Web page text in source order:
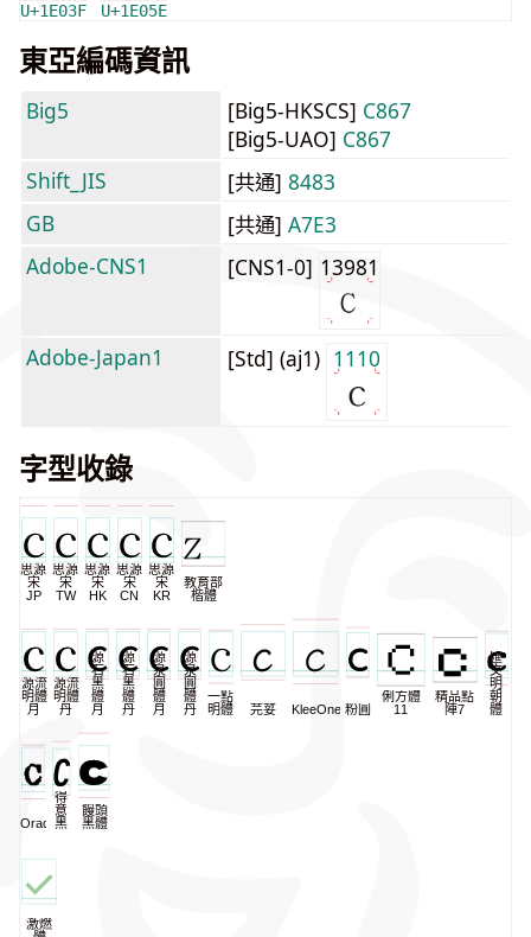
U+1E03F U+1E05E
東亞編碼資訊
Big5 [Big5-HKSCS] C867
[Big5-UAO] C867
Shift_JIS
[共通] 8483
GB
[共通] A7E3
Adobe-CNS1
[CNS1-0] 13981
Adobe-Japan1 [Std] (aj1) 1110
字型收錄
思源
宋
JP
思源
宋
TW
思源
宋
HK
思源
宋
CN
思源
宋
KR
教育部
楷體
源流
明體
月
源流
明體
丹
源
石
黑
體
月
源
石
黑
體
丹
源
泉
圓
體
月
源
泉
圓
體
丹
一點
明體
芫荽 KleeOne 粉圓
俐方體
11
精品點
陣7
匯
文
明
朝
體
Oradano
得
意
黑
饅頭
黑體
激燃